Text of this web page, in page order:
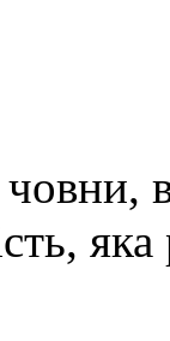
човни,
яка